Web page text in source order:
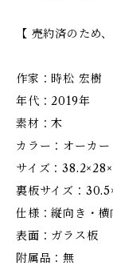
【 売約済のため
作家：時松 宏樹
年代：2019年
素材：木
カラー：オーカー
サイズ：
裏板サイズ：
仕様：縦向き・
表面：ガラス板
附属品：無